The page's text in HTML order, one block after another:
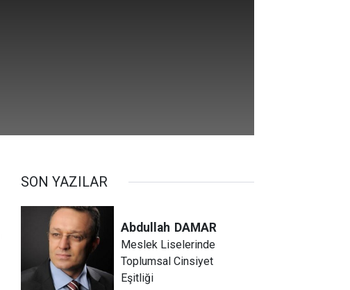
SON YAZILAR
Abdullah DAMAR
Meslek Liselerinde
Toplumsal Cinsiyet
Eşitliği